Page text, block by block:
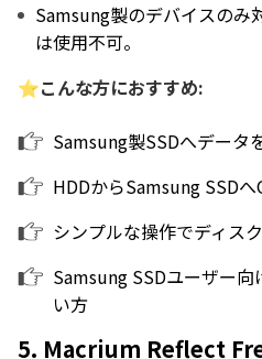
Samsung製のデバイスのみ
は使用不可。
⭐こんな方におすすめ:
Samsung製SSDへデータ
HDDからSamsung SSD
シンプルな操作でディス
Samsung SSDユーザー
い方
5. Macrium Reflect